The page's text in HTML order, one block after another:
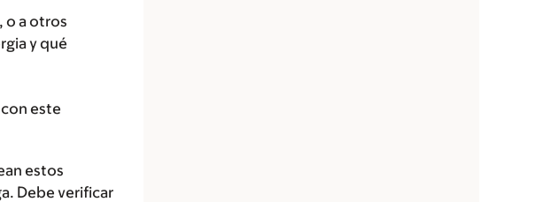
o a otros
y qué
este
estos
Debe verificar